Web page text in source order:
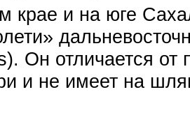
крае и на юге
Он отличается от
и не имеет на